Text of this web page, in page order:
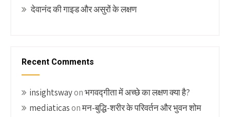
देवानंद की गाइड और असुरों के लक्षण
Recent Comments
insightswayonभगवद्गीता में अच्छे का लक्षण क्या है?
mediaticasonमन-बुद्धि-शरीर के परिवर्तन और भुवन शोम